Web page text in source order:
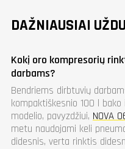
DAŽNIAUSIAI
Kokį oro kompresorių
darbams?
Bendriems dirbtuvių
kompaktiškesnio 100 l
modelio, pavyzdžiui, NOVA
metu naudojami keli
didesnis, verta rinktis